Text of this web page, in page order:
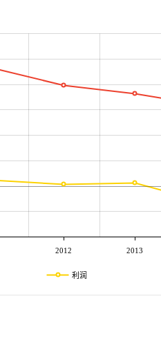
2012 2013
利润